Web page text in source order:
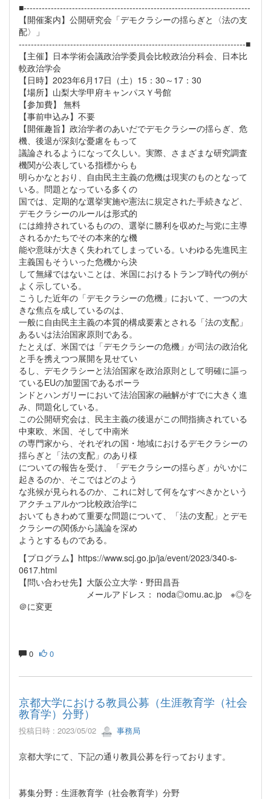
■---------------------------------------------------------------------------
【開催案内】公開研究会「デモクラシーの揺らぎと〈法の支
配〉」
---------------------------------------------------------------------------■
【主催】日本学術会議政治学委員会比較政治分科会、日本比
較政治学会
【日時】2023年6月17日（土）15：30～17：30
【場所】山梨大学甲府キャンパスＹ号館
【参加費】 無料
【事前申込み】不要
【開催趣旨】政治学者のあいだでデモクラシーの揺らぎ、危
機、後退が深刻な憂慮をもって
議論されるようになって久しい。実際、さまざまな研究調査
機関が公表している指標からも
明らかなとおり、自由民主主義の危機は現実のものとなって
いる。問題となっている多くの
国では、定期的な選挙実施や憲法に規定された手続きなど、
デモクラシーのルールは形式的
には維持されているものの、選挙に勝利を収めた与党に主導
されるかたちでその本来的な機
能や意味が大きく失われてしまっている。いわゆる先進民主
主義国もそういった危機から決
して無縁ではないことは、米国におけるトランプ時代の例が
よく示している。
こうした近年の「デモクラシーの危機」において、一つの大
きな焦点を成しているのは、
一般に自由民主主義の本質的構成要素とされる「法の支配」
あるいは法治国家原則である。
たとえば、米国では「デモクラシーの危機」が司法の政治化
と手を携えつつ展開を見せてい
るし、デモクラシーと法治国家を政治原則として明確に謳っ
ているEUの加盟国であるポーラ
ンドとハンガリーにおいて法治国家の融解がすでに大きく進
み、問題化している。
この公開研究会は、民主主義の後退がこの間指摘されている
中東欧、米国、そして中南米
の専門家から、それぞれの国・地域におけるデモクラシーの
揺らぎと「法の支配」のあり様
についての報告を受け、「デモクラシーの揺らぎ」がいかに
起きるのか、そこではどのよう
な兆候が見られるのか、これに対して何をなすべきかという
アクチュアルかつ比較政治学に
おいてもきわめて重要な問題について、「法の支配」とデモ
クラシーの関係から議論を深め
ようとするものである。
【プログラム】https://www.scj.go.jp/ja/event/2023/340-s-
0617.html
【問い合わせ先】大阪公立大学・野田昌吾
メールアドレス： noda◎omu.ac.jp ※◎を
＠に変更
0 0
京都大学における教員公募（生涯教育学（社会
教育学）分野）
投稿日時 : 2023/05/02 事務局
京都大学にて、下記の通り教員公募を行っております。
募集分野：生涯教育学（社会教育学）分野